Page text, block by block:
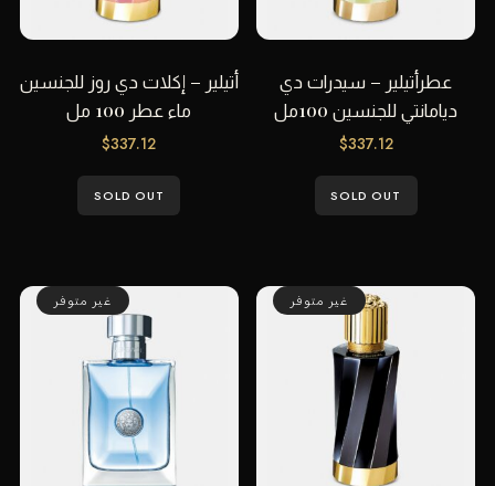
عطرأتيلير – سيدرات دي
ديامانتي للجنسين 100مل
$337.12
SOLD OUT
أتيلير – إكلات دي روز للجنسين
ماء عطر 100 مل
$337.12
SOLD OUT
غير متوفر غير متوفر